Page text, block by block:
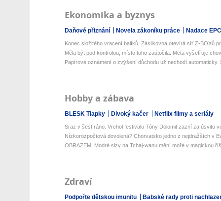
Ekonomika a byznys
Daňové přiznání Novela zákoníku práce Nadace
Konec složitého vracení balíků. Zásilkovna otevírá síť Z-BOXů
Měla být pod kontrolou, místo toho zaútočila. Meta vyšetřuje
Papírové oznámení o zvýšení důchodu už nechodí automaticky.
Hobby a zábava
BLESK Tlapky Divoký kačer Netflix filmy a seriály
Sraz v šest ráno. Vrchol festivalu Tóny Dolomit zazní za úsvitu
Nízkorozpočtová dovolená? Chorvatsko jedno z nejdražších v
OBRAZEM: Modré slzy na Tchaj-wanu mění moře v magickou
Zdraví
Podpořte dětskou imunitu
Babské rady proti